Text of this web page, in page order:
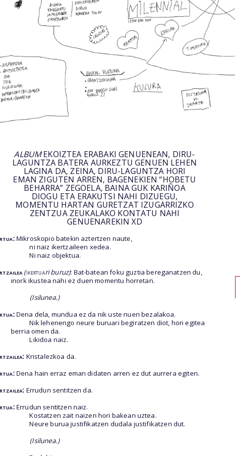
ALBUMEKOIZTEA ERABAKI GENUENEAN, DIRU-
LAGUNTZA BATERA AURKEZTU GENUEN LEHEN
LAGINA DA, ZEINA, DIRU-LAGUNTZA HORI
EMAN ZIGUTEN ARREN, BAGENEKIEN “HOBETU
BEHARRA” ZEGOELA, BAINA GUK KARIÑOA
DIOGU ETA ERAKUTSI NAHI DIZUEGU,
MOMENTU HARTAN GURETZAT IZUGARRIZKO
ZENTZUA ZEUKALAKO KONTATU NAHI
GENUENAREKIN XD
Mikroskopio batekin aztertzen naute,
ni naiz ikertzaileen xedea.
Ni naiz objektua.
(ikertuari buruz): Bat-batean foku guztia bereganatzen du,
inork ikustea nahi ez duen momentu horretan.
(Isilunea.)
Dena dela, mundua ez da nik uste nuen bezalakoa.
Nik lehenengo neure buruari begiratzen diot, hori egitea
berria omen da.
Likidoa naiz.
Kristalezkoa da.
Dena hain erraz eman didaten arren ez dut aurrera egiten.
Errudun sentitzen da.
Errudun sentitzen naiz.
Kostatzen zait naizen hori bakean uztea.
Neure burua justifikatzen dudala justifikatzen dut.
(Isilunea.)